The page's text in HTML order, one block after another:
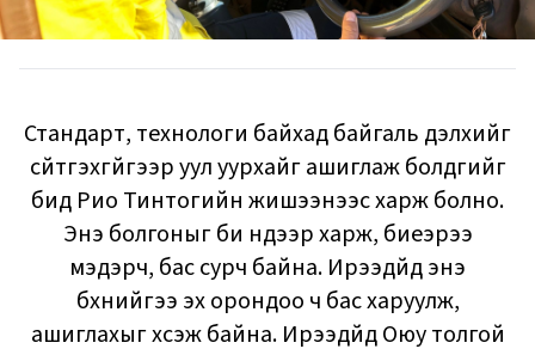
Стандарт, технологи байхад байгаль дэлхийг
сүйтгэхгүйгээр уул уурхайг ашиглаж болдгийг
бид Рио Тинтогийн жишээнээс харж болно.
Энэ болгоныг би нүдээр харж, биеэрээ
мэдэрч, бас сурч байна. Ирээдүйд энэ
бүхнийгээ эх орондоо ч бас харуулж,
ашиглахыг хүсэж байна. Ирээдүйд Оюу толгой